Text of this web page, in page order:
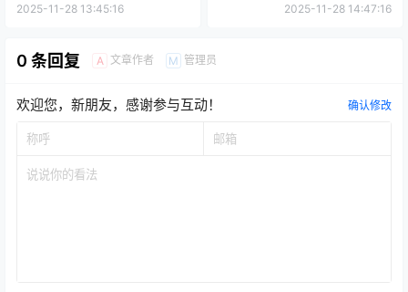
2025-11-28 13:45:16 2025-11-28 14:47:16
0 条回复 A 文章作者 M 管理员
欢迎您，新朋友，感谢参与互动！ 确认修改